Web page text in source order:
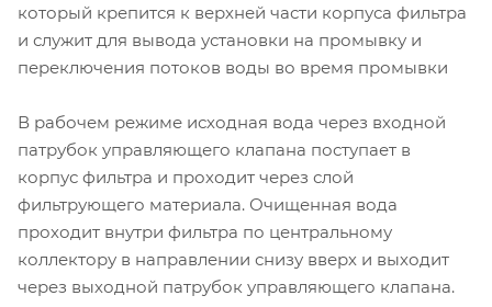
который крепится к верхней части корпуса фильтра
и служит для вывода установки на промывку и
переключения потоков воды во время промывки
В рабочем режиме исходная вода через входной
патрубок управляющего клапана поступает в
корпус фильтра и проходит через слой
фильтрующего материала. Очищенная вода
проходит внутри фильтра по центральному
коллектору в направлении снизу вверх и выходит
через выходной патрубок управляющего клапана.